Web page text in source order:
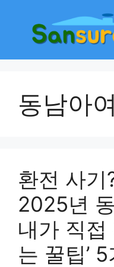
동남아
환전 사기
2025년
내가 직접
는 꿀팁’ 5